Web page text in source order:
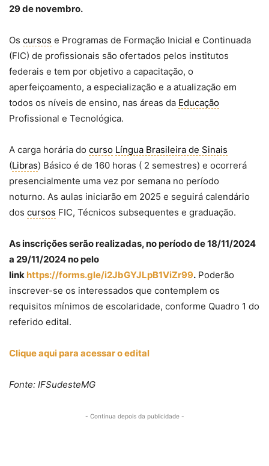
29 de novembro.
Os cursos e Programas de Formação Inicial e Continuada
(FIC) de profissionais são ofertados pelos institutos
federais e tem por objetivo a capacitação, o
aperfeiçoamento, a especialização e a atualização em
todos os níveis de ensino, nas áreas da Educação
Profissional e Tecnológica.
A carga horária do curso Língua Brasileira de Sinais
(Libras) Básico é de 160 horas ( 2 semestres) e ocorrerá
presencialmente uma vez por semana no período
noturno. As aulas iniciarão em 2025 e seguirá calendário
dos cursos FIC, Técnicos subsequentes e graduação.
As inscrições serão realizadas, no período de 18/11/2024
a 29/11/2024 no pelo
link https://forms.gle/i2JbGYJLpB1ViZr99. Poderão
inscrever-se os interessados que contemplem os
requisitos mínimos de escolaridade, conforme Quadro 1 do
referido edital.
Clique aqui para acessar o edital
Fonte: IFSudesteMG
- Continua depois da publicidade -